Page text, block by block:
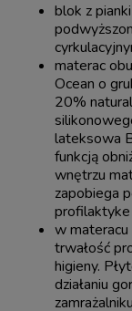
blok z
materac
Ocean o
20%
lateksowa
funkcją
wnętrzu
zapobiega
profilaktyke
w
trwałość
higieny.
działaniu